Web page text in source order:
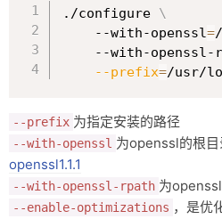
./configure \
    --with-openssl
=
--with-openssl-
--prefix=/usr/
--prefix 为指定安装的路径
--with-openssl 为openssl的根目
openssl1.1.1
--with-openssl-rpath 为
--enable-optimizations ，是优